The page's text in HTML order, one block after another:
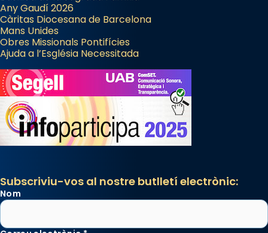
Any Gaudí 2026
Càritas Diocesana de Barcelona
Mans Unides
Obres Missionals Pontifícies
Ajuda a l’Església Necessitada
Subscriviu-vos al nostre butlletí electrònic:
Nom